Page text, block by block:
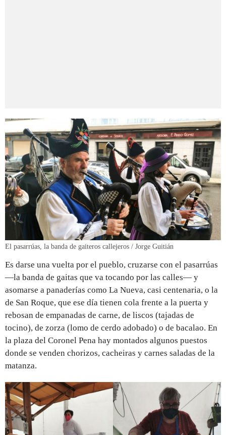
El pasarrúas, la banda de gaiteros callejeros / Jorge Guitián
Es darse una vuelta por el pueblo, cruzarse con el pasarrúas
—la banda de gaitas que va tocando por las calles— y
asomarse a panaderías como La Nueva, casi centenaria, o la
de San Roque, que ese día tienen cola frente a la puerta y
rebosan de empanadas de carne, de liscos (tajadas de
tocino), de zorza (lomo de cerdo adobado) o de bacalao. En
la plaza del Coronel Pena hay montados algunos puestos
donde se venden chorizos, cacheiras y carnes saladas de la
matanza.